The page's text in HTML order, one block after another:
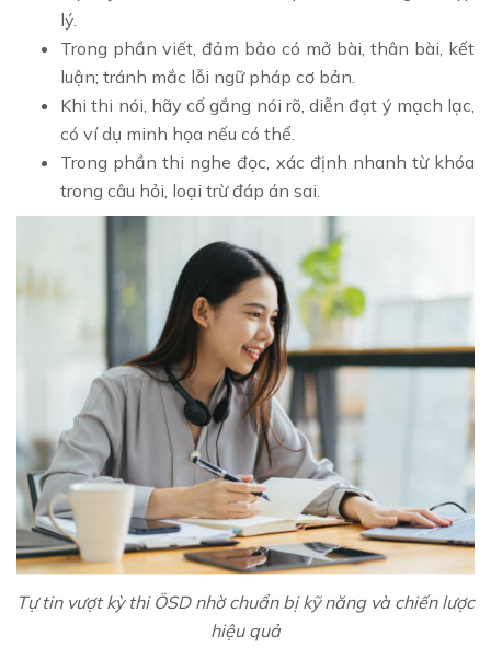
lý.
Trong phần viết, đảm bảo có mở bài, thân bài, kết
luận; tránh mắc lỗi ngữ pháp cơ bản.
Khi thi nói, hãy cố gắng nói rõ, diễn đạt ý mạch lạc,
có ví dụ minh họa nếu có thể.
Trong phần thi nghe đọc, xác định nhanh từ khóa
trong câu hỏi, loại trừ đáp án sai.
Tự tin vượt kỳ thi ÖSD nhờ chuẩn bị kỹ năng và chiến lược
hiệu quả